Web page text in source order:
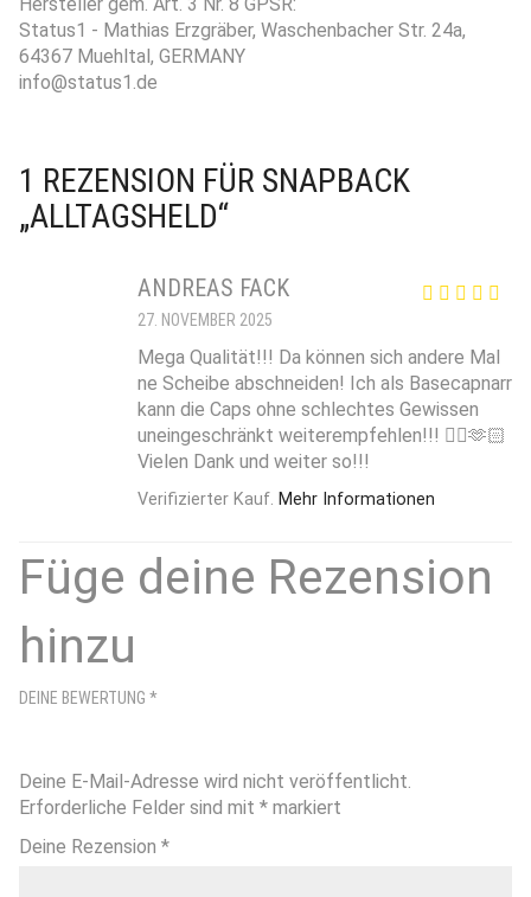
Status1 - Mathias Erzgräber, Waschenbacher Str. 24a,
64367 Muehltal, GERMANY
info@status1.de
1 REZENSION FÜR SNAPBACK
„ALLTAGSHELD“
ANDREAS FACK
27. NOVEMBER 2025
Mega Qualität!!! Da können sich andere Mal
ne Scheibe abschneiden! Ich als Basecapnarr
kann die Caps ohne schlechtes Gewissen
uneingeschränkt weiterempfehlen!!! 👍🏻🫶🏻
Vielen Dank und weiter so!!!
Verifizierter Kauf. Mehr Informationen
Füge deine Rezension
hinzu
Deine E-Mail-Adresse wird nicht veröffentlicht.
Erforderliche Felder sind mit * markiert
DEINE BEWERTUNG *
Deine Rezension *